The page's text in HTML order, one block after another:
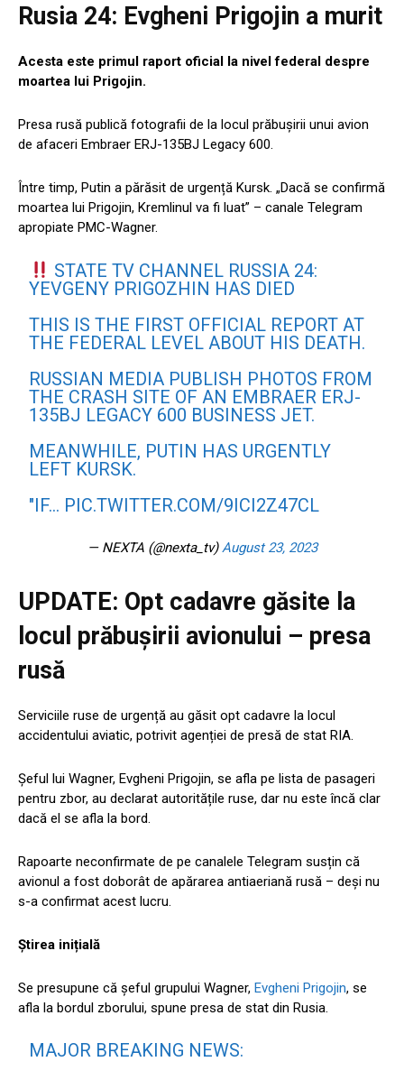
Rusia 24: Evgheni Prigojin a murit
Acesta este primul raport oficial la nivel federal despre
moartea lui Prigojin.
Presa rusă publică fotografii de la locul prăbușirii unui avion
de afaceri Embraer ERJ-135BJ Legacy 600.
Între timp, Putin a părăsit de urgență Kursk. „Dacă se confirmă
moartea lui Prigojin, Kremlinul va fi luat” – canale Telegram
apropiate PMC-Wagner.
STATE TV CHANNEL RUSSIA 24:
YEVGENY PRIGOZHIN HAS DIED
THIS IS THE FIRST OFFICIAL REPORT AT
THE FEDERAL LEVEL ABOUT HIS DEATH.
RUSSIAN MEDIA PUBLISH PHOTOS FROM
THE CRASH SITE OF AN EMBRAER ERJ-
135BJ LEGACY 600 BUSINESS JET.
MEANWHILE, PUTIN HAS URGENTLY
LEFT KURSK.
"IF… PIC.TWITTER.COM/9ICI2Z47CL
— NEXTA (@nexta_tv)August 23, 2023
UPDATE: Opt cadavre găsite la
locul prăbușirii avionului – presa
rusă
Serviciile ruse de urgență au găsit opt ​​cadavre la locul
accidentului aviatic, potrivit agenției de presă de stat RIA.
Șeful lui Wagner, Evgheni Prigojin, se afla pe lista de pasageri
pentru zbor, au declarat autoritățile ruse, dar nu este încă clar
dacă el se afla la bord.
Rapoarte neconfirmate de pe canalele Telegram susțin că
avionul a fost doborât de apărarea antiaeriană rusă – deși nu
s-a confirmat acest lucru.
Știrea inițială
Se presupune că șeful grupului Wagner, Evgheni Prigojin, se
afla la bordul zborului, spune presa de stat din Rusia.
MAJOR BREAKING NEWS: